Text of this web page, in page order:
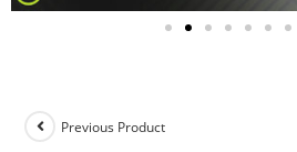
Previous Product